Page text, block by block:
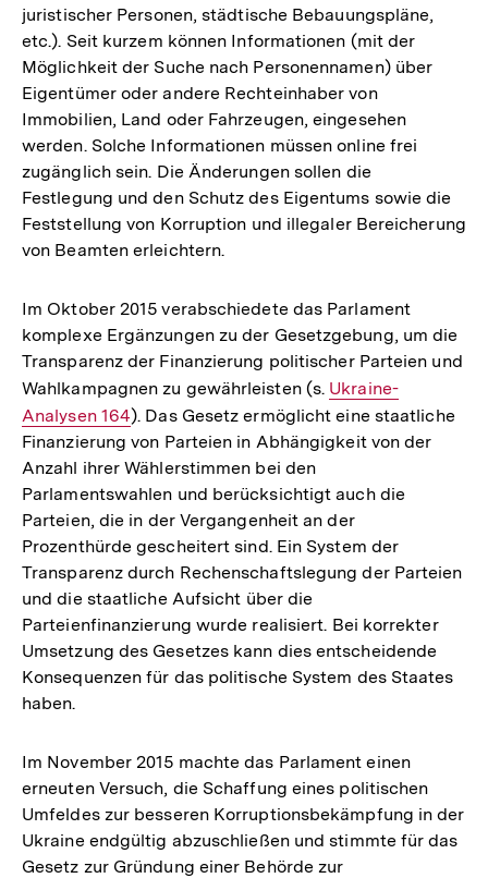
juristischer Personen, städtische Bebauungspläne,
etc.). Seit kurzem können Informationen (mit der
Möglichkeit der Suche nach Personennamen) über
Eigentümer oder andere Rechteinhaber von
Immobilien, Land oder Fahrzeugen, eingesehen
werden. Solche Informationen müssen online frei
zugänglich sein. Die Änderungen sollen die
Festlegung und den Schutz des Eigentums sowie die
Feststellung von Korruption und illegaler Bereicherung
von Beamten erleichtern.
Im Oktober 2015 verabschiedete das Parlament
komplexe Ergänzungen zu der Gesetzgebung, um die
Transparenz der Finanzierung politischer Parteien und
Wahlkampagnen zu gewährleisten (s. Interner
Link:
Ukraine-
Analysen 164). Das Gesetz ermöglicht eine staatliche
Finanzierung von Parteien in Abhängigkeit von der
Anzahl ihrer Wählerstimmen bei den
Parlamentswahlen und berücksichtigt auch die
Parteien, die in der Vergangenheit an der
Prozenthürde gescheitert sind. Ein System der
Transparenz durch Rechenschaftslegung der Parteien
und die staatliche Aufsicht über die
Parteienfinanzierung wurde realisiert. Bei korrekter
Umsetzung des Gesetzes kann dies entscheidende
Konsequenzen für das politische System des Staates
haben.
Im November 2015 machte das Parlament einen
erneuten Versuch, die Schaffung eines politischen
Umfeldes zur besseren Korruptionsbekämpfung in der
Ukraine endgültig abzuschließen und stimmte für das
Gesetz zur Gründung einer Behörde zur